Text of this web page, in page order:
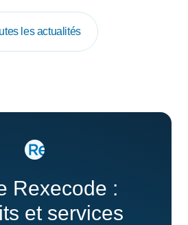
les actualités
Rexecode :
et services